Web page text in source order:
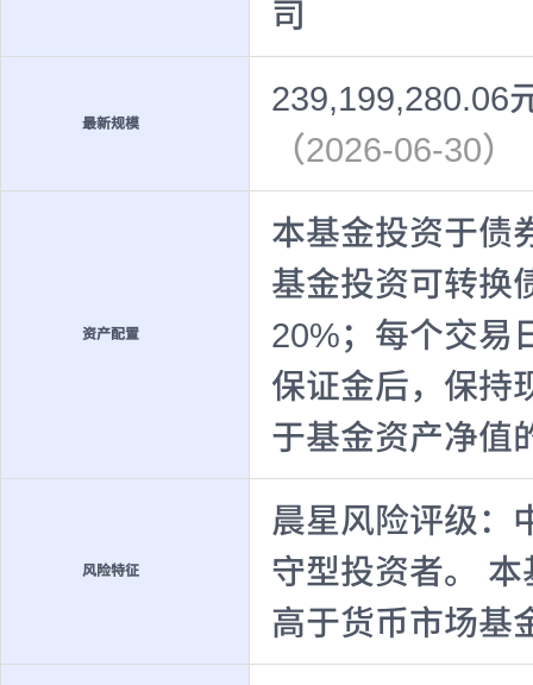
司
最新规模
239,199,280.06
（2026-06-30）
资产配置
本基金投资于债
基金投资可转换
20%；每个交易
保证金后，保持
于基金资产净值
风险特征
晨星风险评级：
守型投资者。
高于货币市场基